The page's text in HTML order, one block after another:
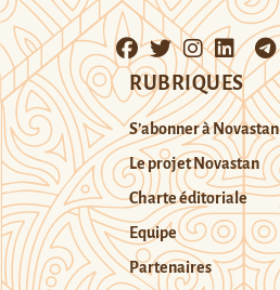
RUBRIQUES
S’abonner à Novastan
Le projet Novastan
Charte éditoriale
Equipe
Partenaires